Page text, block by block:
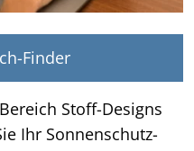
Finder
Stoff-Designs
Ihr Sonnenschutz-